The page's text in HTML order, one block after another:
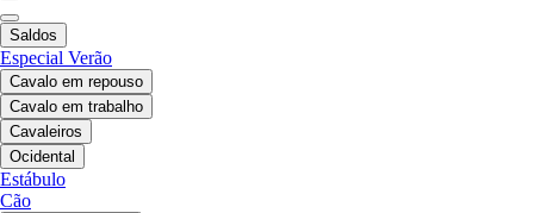
Saldos
Especial Verão
Cavalo em repouso
Cavalo em trabalho
Cavaleiros
Ocidental
Estábulo
Cão